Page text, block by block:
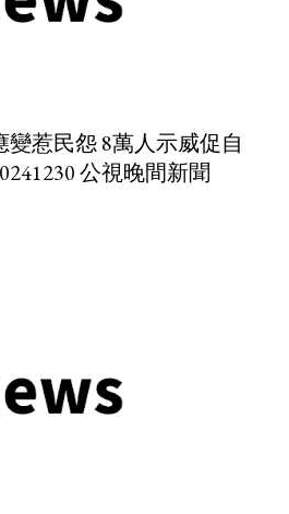
惹民怨 8萬人示威促自
公視晚間新聞